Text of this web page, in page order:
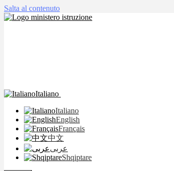
Salta al contenuto
Italiano
Italiano
English
Français
中文
عربى
Shqiptare